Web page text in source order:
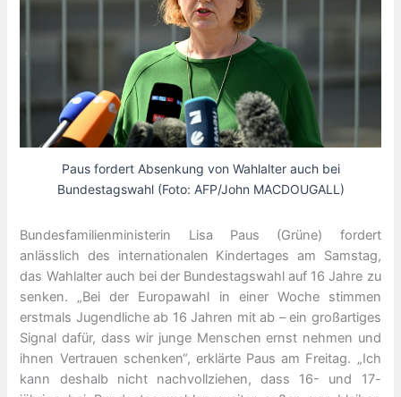
Paus fordert Absenkung von Wahlalter auch bei
Bundestagswahl (Foto: AFP/John MACDOUGALL)
Bundesfamilienministerin Lisa Paus (Grüne) fordert
anlässlich des internationalen Kindertages am Samstag,
das Wahlalter auch bei der Bundestagswahl auf 16 Jahre zu
senken. „Bei der Europawahl in einer Woche stimmen
erstmals Jugendliche ab 16 Jahren mit ab – ein großartiges
Signal dafür, dass wir junge Menschen ernst nehmen und
ihnen Vertrauen schenken“, erklärte Paus am Freitag. „Ich
kann deshalb nicht nachvollziehen, dass 16- und 17-